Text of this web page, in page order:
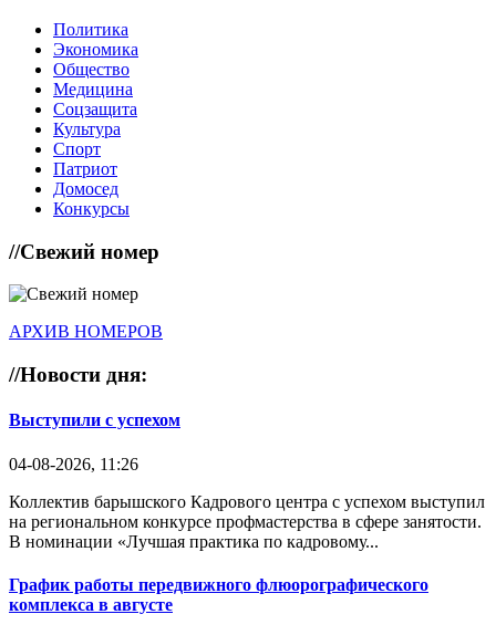
Политика
Экономика
Общество
Медицина
Соцзащита
Культура
Спорт
Патриот
Домосед
Конкурсы
//Свежий номер
АРХИВ НОМЕРОВ
//Новости дня:
Выступили с успехом
04-08-2026, 11:26
Коллектив барышского Кадрового центра с успехом выступил
на региональном конкурсе профмастерства в сфере занятости.
В номинации «Лучшая практика по кадровому...
График работы передвижного флюорографического
комплекса в августе